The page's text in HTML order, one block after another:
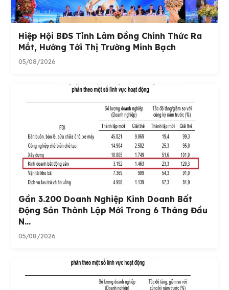
Hiệp Hội BĐS Tỉnh Lâm Đồng Chính Thức Ra
Mắt, Hướng Tới Thị Trường Minh Bạch
05/08/2026
Gần 3.200 Doanh Nghiệp Kinh Doanh Bất
Động Sản Thành Lập Mới Trong 6 Tháng Đầu
N...
05/08/2026